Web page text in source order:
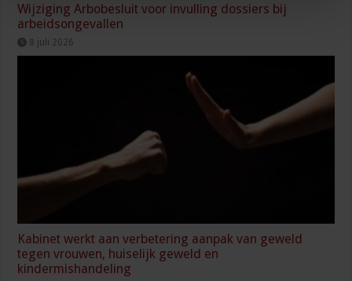
Wijziging Arbobesluit voor invulling dossiers bij
arbeidsongevallen
8 juli 2026
Kabinet werkt aan verbetering aanpak van geweld
tegen vrouwen, huiselijk geweld en
kindermishandeling